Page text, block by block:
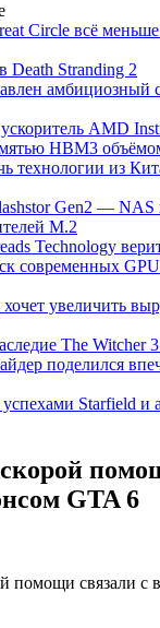
Circle всё
Death Stranding 2
амбициозный
ускоритель AMD
HBM3
технологии из
Gen2 — NAS
M.2
Technology
современных
увеличить
The Witcher
поделился
успехами Starfield и
GTA 6